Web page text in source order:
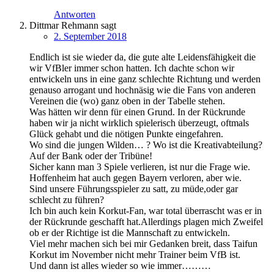
Antworten
Dittmar Rehmann sagt
2. September 2018
Endlich ist sie wieder da, die gute alte Leidensfähigkeit die
wir VfBler immer schon hatten. Ich dachte schon wir
entwickeln uns in eine ganz schlechte Richtung und werden
genauso arrogant und hochnäsig wie die Fans von anderen
Vereinen die (wo) ganz oben in der Tabelle stehen.
Was hätten wir denn für einen Grund. In der Rückrunde
haben wir ja nicht wirklich spielerisch überzeugt, oftmals
Glück gehabt und die nötigen Punkte eingefahren.
Wo sind die jungen Wilden… ? Wo ist die Kreativabteilung?
Auf der Bank oder der Tribüne!
Sicher kann man 3 Spiele verlieren, ist nur die Frage wie.
Hoffenheim hat auch gegen Bayern verloren, aber wie.
Sind unsere Führungsspieler zu satt, zu müde,oder gar
schlecht zu führen?
Ich bin auch kein Korkut-Fan, war total überrascht was er in
der Rückrunde geschafft hat.Allerdings plagen mich Zweifel
ob er der Richtige ist die Mannschaft zu entwickeln.
Viel mehr machen sich bei mir Gedanken breit, dass Taifun
Korkut im November nicht mehr Trainer beim VfB ist.
Und dann ist alles wieder so wie immer………